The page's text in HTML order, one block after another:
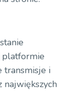
platformie
transmisje i
największych